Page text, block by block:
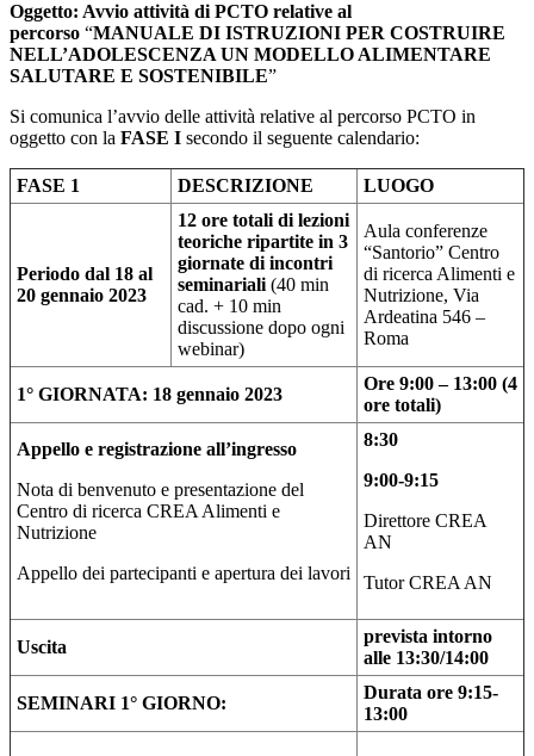
Oggetto: Avvio attività di PCTO relative al
percorso “MANUALE DI ISTRUZIONI PER COSTRUIRE
NELL’ADOLESCENZA UN MODELLO ALIMENTARE
SALUTARE E SOSTENIBILE”
Si comunica l’avvio delle attività relative al percorso PCTO in
oggetto con la FASE I secondo il seguente calendario:
FASE 1 DESCRIZIONE LUOGO
Periodo dal 18 al
20 gennaio 2023
12 ore totali di lezioni
teoriche ripartite in 3
giornate di incontri
seminariali (40 min
cad. + 10 min
discussione dopo ogni
webinar)
Aula conferenze
“Santorio” Centro
di ricerca Alimenti e
Nutrizione, Via
Ardeatina 546 –
Roma
1° GIORNATA: 18 gennaio 2023
Ore 9:00 – 13:00 (4
ore totali)
Appello e registrazione all’ingresso
Nota di benvenuto e presentazione del
Centro di ricerca CREA Alimenti e
Nutrizione
Appello dei partecipanti e apertura dei lavori
8:30
9:00-9:15
Direttore CREA
AN
Tutor CREA AN
Uscita
prevista intorno
alle 13:30/14:00
SEMINARI 1° GIORNO:
Durata ore 9:15-
13:00